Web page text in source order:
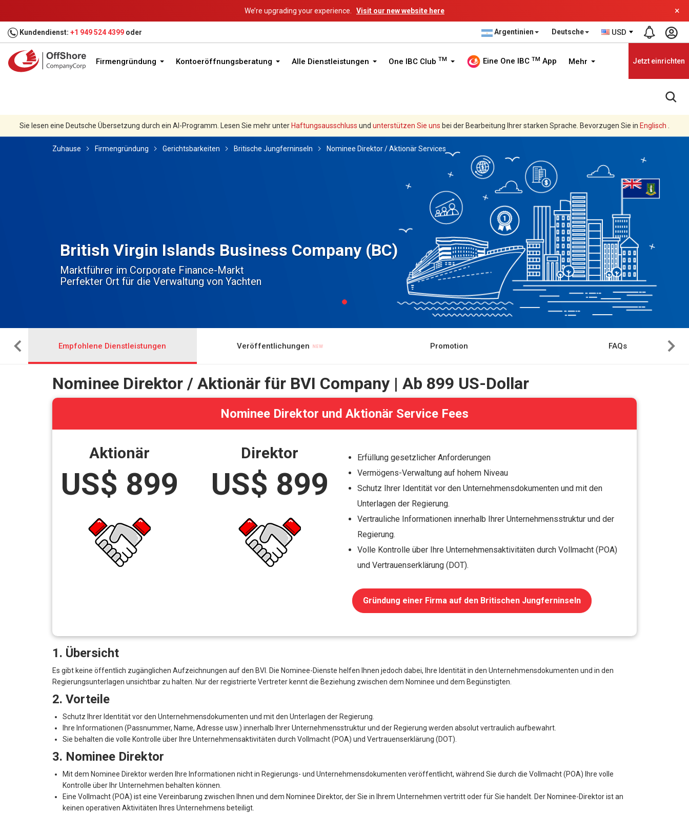
We’re upgrading your experience. Visit our new website here ×
Kundendienst: +1 949 524 4399 oder Argentinien Deutsche USD
Firmengründung Kontoeröffnungsberatung Alle Dienstleistungen One IBC Club TM Eine One IBC TM App Mehr Jetzt einrichten
Sie lesen eine Deutsche Übersetzung durch ein AI-Programm. Lesen Sie mehr unter Haftungsausschluss und unterstützen Sie uns bei der Bearbeitung Ihrer starken Sprache. Bevorzugen Sie in Englisch .
Zuhause Firmengründung Gerichtsbarkeiten Britische Jungferninseln Nominee Direktor / Aktionär Services
British Virgin Islands Business Company (BC)
Marktführer im Corporate Finance-Markt
Perfekter Ort für die Verwaltung von Yachten
Empfohlene Dienstleistungen Veröffentlichungen Promotion FAQs
Nominee Direktor / Aktionär für BVI Company | Ab 899 US-Dollar
Nominee Direktor und Aktionär Service Fees
Aktionär
US$ 899
Direktor
US$ 899
Erfüllung gesetzlicher Anforderungen
Vermögens-Verwaltung auf hohem Niveau
Schutz Ihrer Identität vor den Unternehmensdokumenten und mit den
Unterlagen der Regierung.
Vertrauliche Informationen innerhalb Ihrer Unternehmensstruktur und der
Regierung.
Volle Kontrolle über Ihre Unternehmensaktivitäten durch Vollmacht (POA)
und Vertrauenserklärung (DOT).
Gründung einer Firma auf den Britischen Jungferninseln
1. Übersicht
Es gibt keine öffentlich zugänglichen Aufzeichnungen auf den BVI. Die Nominee-Dienste helfen Ihnen jedoch dabei, Ihre Identität in den Unternehmensdokumenten und in den
Regierungsunterlagen unsichtbar zu halten. Nur der registrierte Vertreter kennt die Beziehung zwischen dem Nominee und dem Begünstigten.
2. Vorteile
Schutz Ihrer Identität vor den Unternehmensdokumenten und mit den Unterlagen der Regierung.
Ihre Informationen (Passnummer, Name, Adresse usw.) innerhalb Ihrer Unternehmensstruktur und der Regierung werden absolut vertraulich aufbewahrt.
Sie behalten die volle Kontrolle über Ihre Unternehmensaktivitäten durch Vollmacht (POA) und Vertrauenserklärung (DOT).
3. Nominee Direktor
Mit dem Nominee Direktor werden Ihre Informationen nicht in Regierungs- und Unternehmensdokumenten veröffentlicht, während Sie durch die Vollmacht (POA) Ihre volle
Kontrolle über Ihr Unternehmen behalten können.
Eine Vollmacht (POA) ist eine Vereinbarung zwischen Ihnen und dem Nominee Direktor, der Sie in Ihrem Unternehmen vertritt oder für Sie handelt. Der Nominee-Direktor ist an
keinen operativen Aktivitäten Ihres Unternehmens beteiligt.